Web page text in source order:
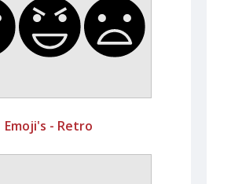
Emoji's - Retro